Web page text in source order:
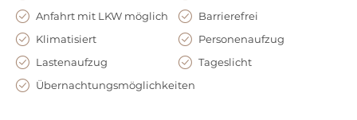
Anfahrt mit LKW möglich
Barrierefrei
Klimatisiert
Personenaufzug
Lastenaufzug
Tageslicht
Übernachtungsmöglichkeiten